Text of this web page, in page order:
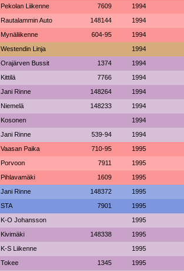
Pekolan Liikenne 7609 1994
Rautalammin Auto 148144 1994
Mynäliikenne 604-95 1994
Westendin Linja 1994
Orajärven Bussit 1374 1994
Kittilä 7766 1994
Jani Rinne 148264 1994
Niemelä 148233 1994
Kosonen 1994
Jani Rinne 539-94 1994
Vaasan Paika 710-95 1995
Porvoon 7911 1995
Pihlavamäki 1609 1995
Jani Rinne 148372 1995
STA 7901 1995
K-O Johansson 1995
Kivimäki 148338 1995
K-S Liikenne 1995
Tokee 1345 1995